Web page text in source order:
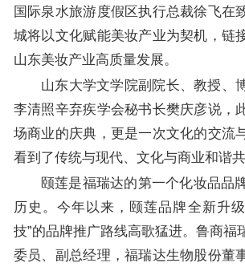
国际泉水旅游度假区执行总裁徐飞在
城将以文化赋能美妆产业为契机，链
山东美妆产业高质量发展。
山东大学文学院副院长、教授、
李清照辛弃疾学会秘书长樊庆彦说，
场商业的庆典，更是一次文化的交流
看到了传统与现代、文化与商业和谐共
颐莲是福瑞达的第一个化妆品品
历史。今年以来，颐莲品牌全新升
技”的品牌推广路线高歌猛进。鲁商福
委员、副总经理，福瑞达生物股份董